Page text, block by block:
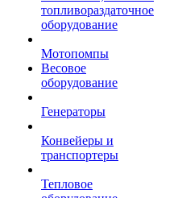
топливораздаточное
оборудование
Мотопомпы
Весовое
оборудование
Генераторы
Конвейеры и
транспортеры
Тепловое